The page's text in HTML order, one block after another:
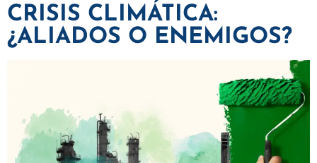
CRISIS CLIMÁTICA:
¿ALIADOS O ENEMIGOS?